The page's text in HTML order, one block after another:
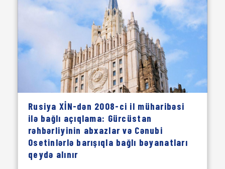
Rusiya XİN-dən 2008-ci il müharibəsi
ilə bağlı açıqlama: Gürcüstan
rəhbərliyinin abxazlar və Cənubi
Osetinlərlə barışıqla bağlı bəyanatları
qeydə alınır